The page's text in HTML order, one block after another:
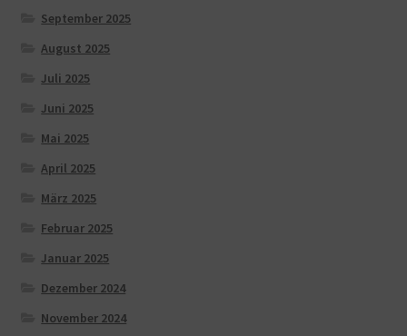
September 2025
August 2025
Juli 2025
Juni 2025
Mai 2025
April 2025
März 2025
Februar 2025
Januar 2025
Dezember 2024
November 2024